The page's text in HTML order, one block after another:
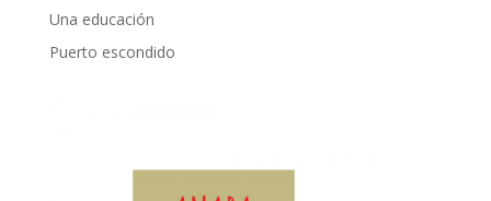
Una educación
Puerto escondido